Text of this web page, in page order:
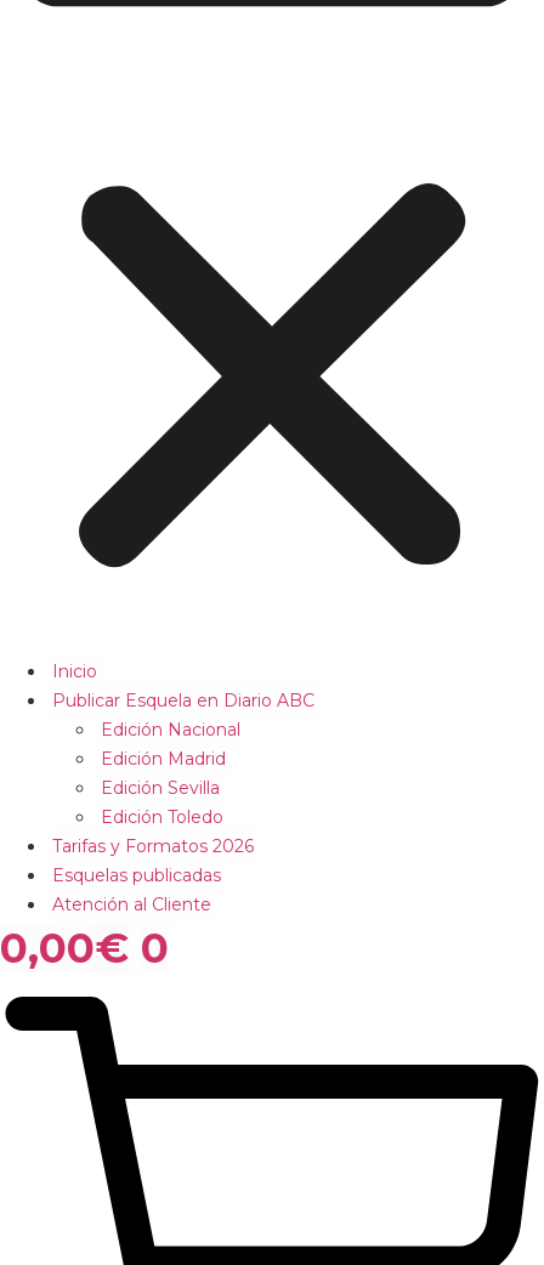
Inicio
Publicar Esquela en Diario ABC
Edición Nacional
Edición Madrid
Edición Sevilla
Edición Toledo
Tarifas y Formatos 2026
Esquelas publicadas
Atención al Cliente
0,00€ 0